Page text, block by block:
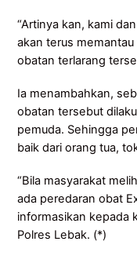
“Artinya kan, kami
akan terus
obatan terlarang
Ia menambahkan,
obatan tersebut
pemuda. Sehingga
baik dari orang tua,
“Bila masyarakat
ada peredaran obat
informasikan kepada
Polres Lebak. (*)